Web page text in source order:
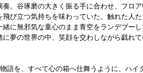
奏。谷琢磨の大きく振る手に合わせ、フロ
飛び立つ気持ちを味わっていた。触れた人
緒に無邪気な童心のまま青空をランデブー
に夢の世界の中、笑顔を交わしながら戯れて
語を、すべて心の箱へ仕舞うように、ハ